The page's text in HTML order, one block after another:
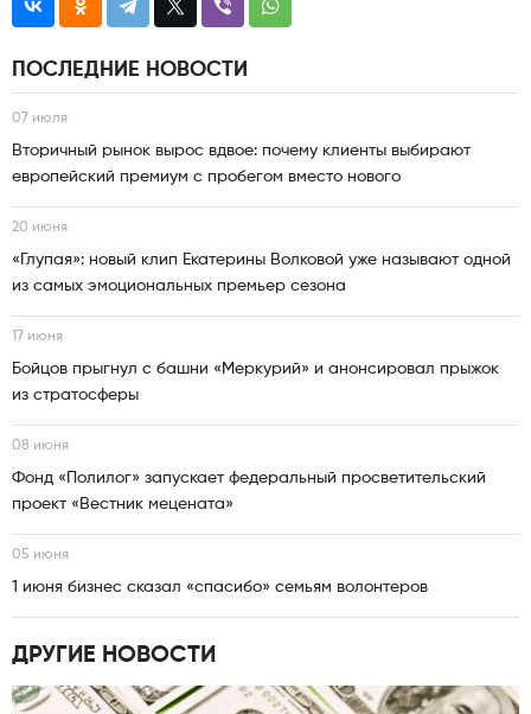
ПОСЛЕДНИЕ НОВОСТИ
07 июля
Вторичный рынок вырос вдвое: почему клиенты выбирают
европейский премиум с пробегом вместо нового
20 июня
«Глупая»: новый клип Екатерины Волковой уже называют одной
из самых эмоциональных премьер сезона
17 июня
Бойцов прыгнул с башни «Меркурий» и анонсировал прыжок
из стратосферы
08 июня
Фонд «Полилог» запускает федеральный просветительский
проект «Вестник мецената»
05 июня
1 июня бизнес сказал «спасибо» семьям волонтеров
ДРУГИЕ НОВОСТИ